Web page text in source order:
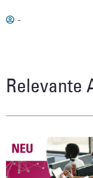
-
Relevante